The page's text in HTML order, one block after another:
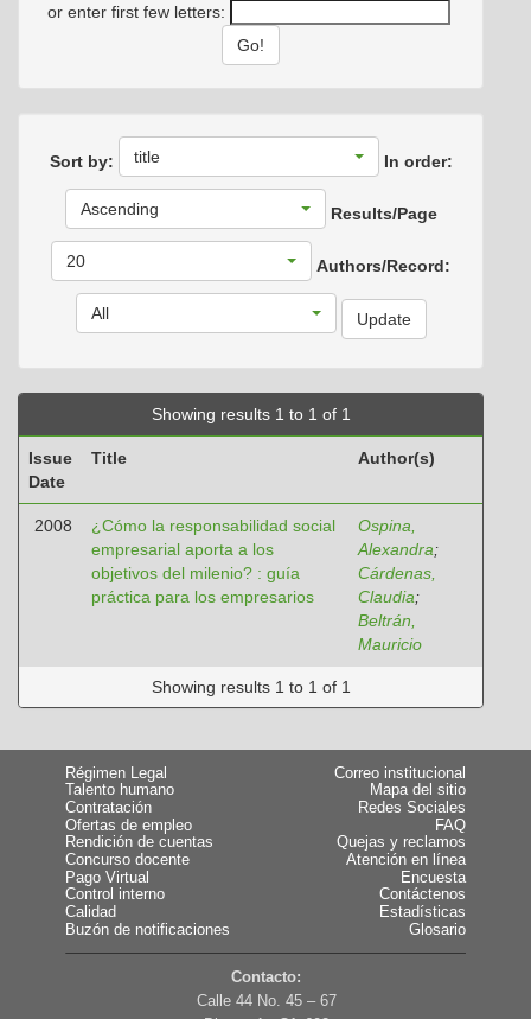
or enter first few letters:
Sort by: title In order:
Ascending Results/Page
20 Authors/Record:
All
Showing results 1 to 1 of 1
Issue
Date
Title Author(s)
2008
¿Cómo la responsabilidad social
empresarial aporta a los
objetivos del milenio? : guía
práctica para los empresarios
Ospina,
Alexandra;
Cárdenas,
Claudia;
Beltrán,
Mauricio
Showing results 1 to 1 of 1
Régimen Legal
Talento humano
Contratación
Ofertas de empleo
Rendición de cuentas
Concurso docente
Pago Virtual
Control interno
Calidad
Buzón de notificaciones
Correo institucional
Mapa del sitio
Redes Sociales
FAQ
Quejas y reclamos
Atención en línea
Encuesta
Contáctenos
Estadísticas
Glosario
Contacto:
Calle 44 No. 45 – 67